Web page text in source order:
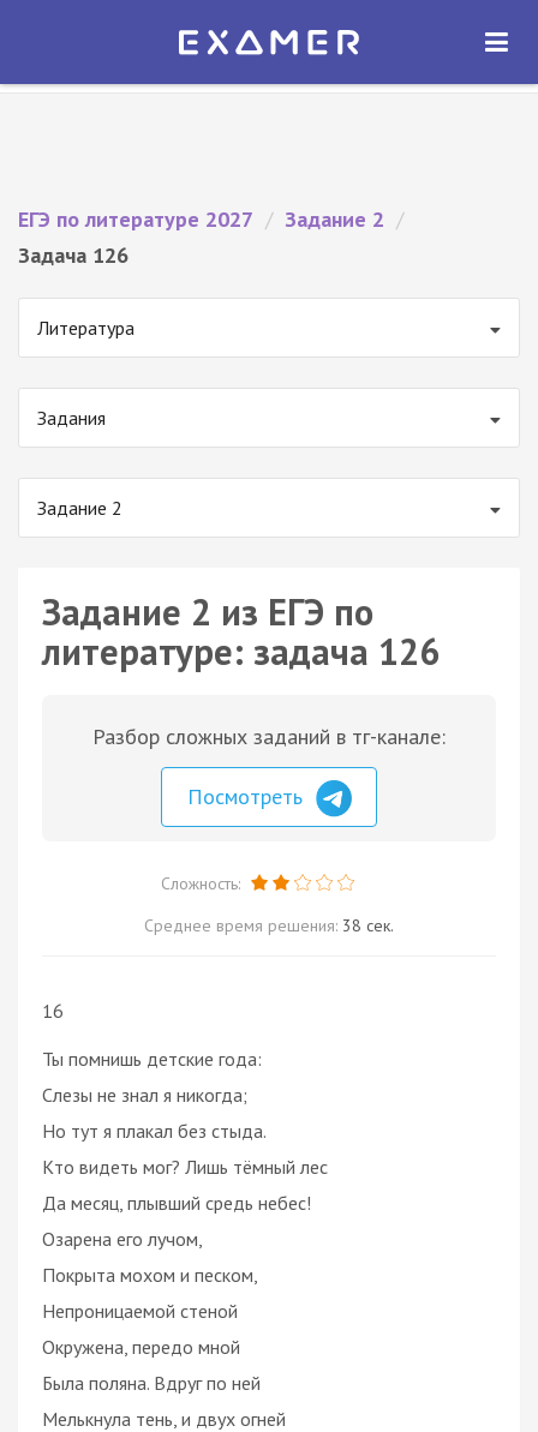
Экзамер — ЕГЭ 2027
ОТКРЫТЬ
ЕГЭ по литературе 2027 / Задание 2 /
Задача 126
Литература
Задания
Задание 2
Задание 2 из ЕГЭ по
литературе: задача 126
Разбор сложных заданий в тг-канале:
Посмотреть
Сложность:
Среднее время решения: 38 сек.
16
Ты помнишь детские года:
Слезы не знал я никогда;
Но тут я плакал без стыда.
Кто видеть мог? Лишь тёмный лес
Да месяц, плывший средь небес!
Озарена его лучом,
Покрыта мохом и песком,
Непроницаемой стеной
Окружена, передо мной
Была поляна. Вдруг по ней
Мелькнула тень, и двух огней